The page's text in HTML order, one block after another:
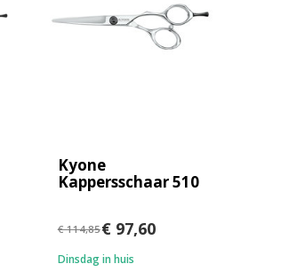
Kyone
Kappersschaar 510
€ 114,85€ 97,60
Dinsdag in huis